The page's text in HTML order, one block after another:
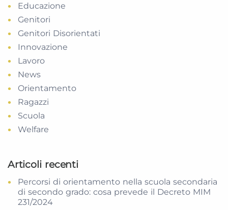
Educazione
Genitori
Genitori Disorientati
Innovazione
Lavoro
News
Orientamento
Ragazzi
Scuola
Welfare
Articoli recenti
Percorsi di orientamento nella scuola secondaria
di secondo grado: cosa prevede il Decreto MIM
231/2024